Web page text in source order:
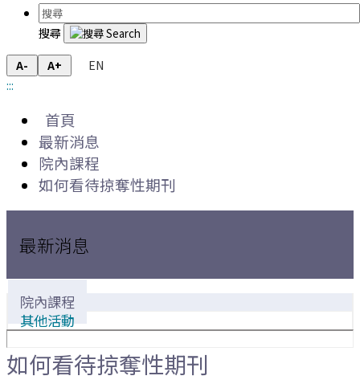
搜尋
A- A+
EN
:::
首頁
最新消息
院內課程
如何看待掠奪性期刊
最新消息
院內課程
其他活動
如何看待掠奪性期刊